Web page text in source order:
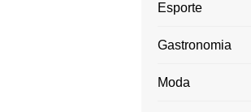
Esporte
Gastronomia
Moda